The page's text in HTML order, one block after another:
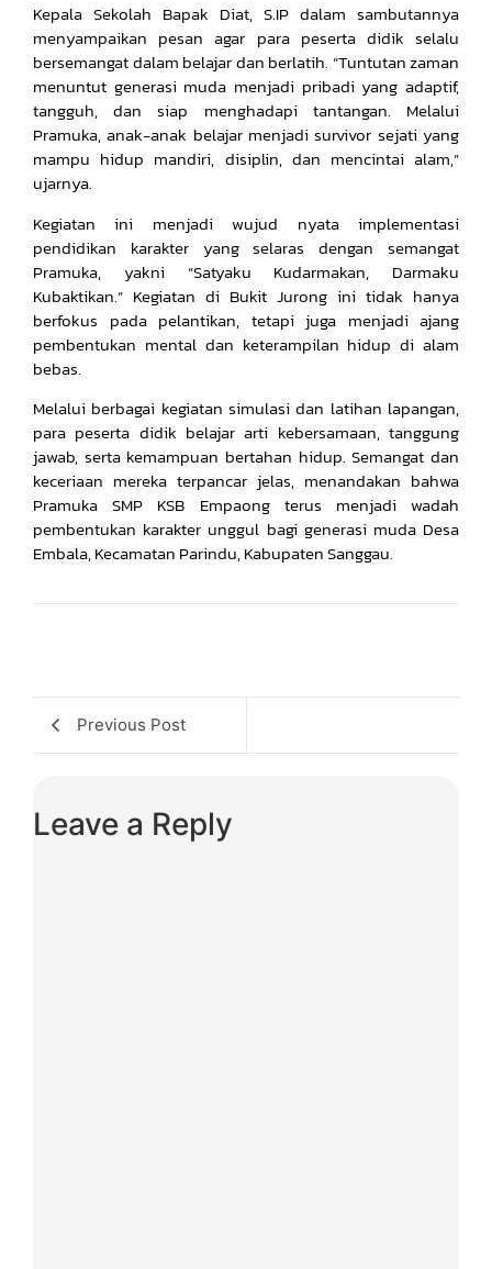
Kepala Sekolah Bapak Diat, S.IP dalam sambutannya
menyampaikan pesan agar para peserta didik selalu
bersemangat dalam belajar dan berlatih. “Tuntutan zaman
menuntut generasi muda menjadi pribadi yang adaptif,
tangguh, dan siap menghadapi tantangan. Melalui
Pramuka, anak-anak belajar menjadi survivor sejati yang
mampu hidup mandiri, disiplin, dan mencintai alam,”
ujarnya.
Kegiatan ini menjadi wujud nyata implementasi
pendidikan karakter yang selaras dengan semangat
Pramuka, yakni “Satyaku Kudarmakan, Darmaku
Kubaktikan.” Kegiatan di Bukit Jurong ini tidak hanya
berfokus pada pelantikan, tetapi juga menjadi ajang
pembentukan mental dan keterampilan hidup di alam
bebas.
Melalui berbagai kegiatan simulasi dan latihan lapangan,
para peserta didik belajar arti kebersamaan, tanggung
jawab, serta kemampuan bertahan hidup. Semangat dan
keceriaan mereka terpancar jelas, menandakan bahwa
Pramuka SMP KSB Empaong terus menjadi wadah
pembentukan karakter unggul bagi generasi muda Desa
Embala, Kecamatan Parindu, Kabupaten Sanggau.
Previous Post
Leave a Reply